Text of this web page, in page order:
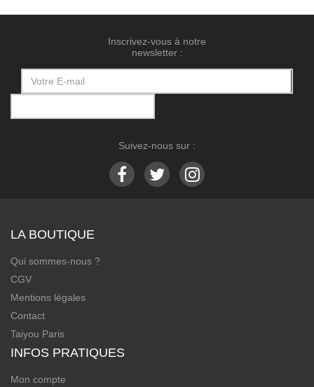
Inscrivez-vous à notre
newsletter :
Suivez-nous sur :
LA BOUTIQUE
Qui sommes-nous ?
CGV
Mentions légales
Contact
Taiyou Paris
INFOS PRATIQUES
Mon compte